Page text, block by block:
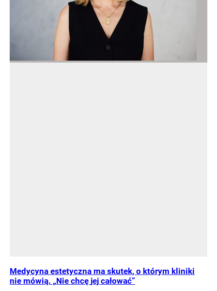
Medycyna estetyczna ma skutek, o którym kliniki
nie mówią. „Nie chcę jej całować”